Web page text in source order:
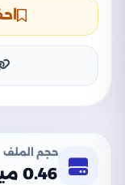
حجم الملف
0.46 ميجابايت